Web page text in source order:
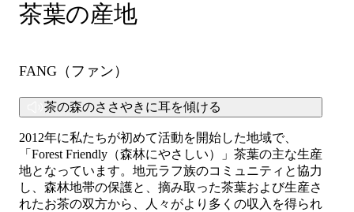
1.お湯250mlあたり茶葉2gを使用してください。
取り除きます。飲みながら茶葉を浸すのはおすすめしませ
4.おいしいお茶菓子と一緒にお召し上がりください。
3.茶葉を2〜3分浸します。
4.お好みで氷を加えます。
5.美味しいお菓子と一緒にお召し上がりください。
ショップがお勧めする作り方。
熱湯で抽出したお茶を用意します。氷と少量のシロップを
加えて約30秒ほどシェイクし、水分だけを注いで提供しま
す。
茶葉の産地
FANG（ファン）
茶の森のささやきに耳を傾ける
2012年に私たちが初めて活動を開始した地域で、
「 Forest Friendly （森林にやさしい）」茶葉の主な生産
地となっています。地元ラフ族のコミュニティと協力
し、森林地帯の保護と、摘み取った茶葉および生産さ
れたお茶の双方から、人々がより多くの収入を得られ